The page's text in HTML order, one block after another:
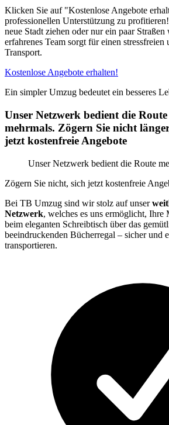
Klicken Sie auf "Kostenlose Angebote
professionellen Unterstützung zu
neue Stadt ziehen oder nur ein paar Straßen
erfahrenes Team sorgt für einen stressfreien
Transport.
Kostenlose Angebote erhalten!
Ein simpler Umzug bedeutet ein besseres
Unser Netzwerk bedient die
mehrmals. Zögern Sie nicht
jetzt kostenfreie Angebote
Unser Netzwerk bedient die Route
Zögern Sie nicht, sich jetzt kostenfreie
Bei TB Umzug sind wir stolz auf unser
Netzwerk, welches es uns ermöglicht, Ihre
beim eleganten Schreibtisch über das
beeindruckenden Bücherregal – sicher und
transportieren.